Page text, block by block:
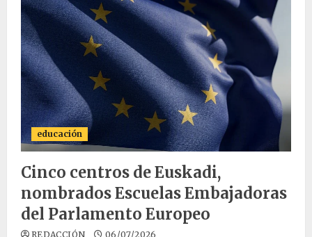
educación
Cinco centros de Euskadi,
nombrados Escuelas Embajadoras
del Parlamento Europeo
REDACCIÓN 06/07/2026